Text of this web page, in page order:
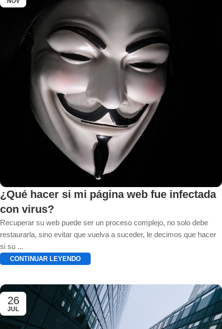
¿Qué hacer si mi página web fue infectada
con virus?
Recuperar su web puede ser un proceso complejo, no solo debe
restaurarla, sino evitar que vuelva a suceder, le decimos que hacer
si su ...
CONTINUAR LEYENDO
26
JUL